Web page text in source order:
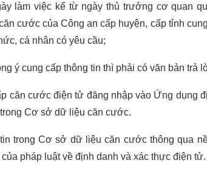
làm việc kể từ ngày thủ trưởng cơ quan
cước của Công an cấp huyện, cấp tỉnh
cá nhân có yêu cầu;
ý cung cấp thông tin thì phải có văn bản trả
căn cước điện tử đăng nhập vào Ứng dụng
Cơ sở dữ liệu căn cước.
trong Cơ sở dữ liệu căn cước thông qua
pháp luật về định danh và xác thực điện tử.